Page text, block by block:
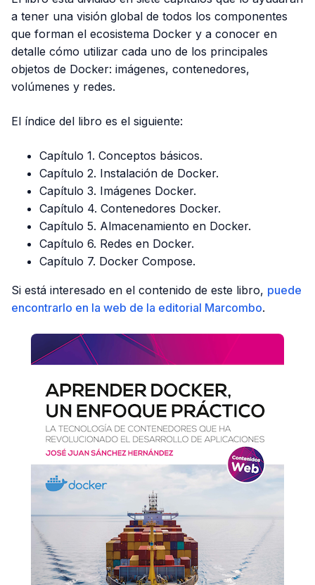
a tener una visión global de todos los componentes
que forman el ecosistema Docker y a conocer en
detalle cómo utilizar cada uno de los principales
objetos de Docker: imágenes, contenedores,
volúmenes y redes.
El índice del libro es el siguiente:
Capítulo 1. Conceptos básicos.
Capítulo 2. Instalación de Docker.
Capítulo 3. Imágenes Docker.
Capítulo 4. Contenedores Docker.
Capítulo 5. Almacenamiento en Docker.
Capítulo 6. Redes en Docker.
Capítulo 7. Docker Compose.
Si está interesado en el contenido de este libro, puede
encontrarlo en la web de la editorial Marcombo.